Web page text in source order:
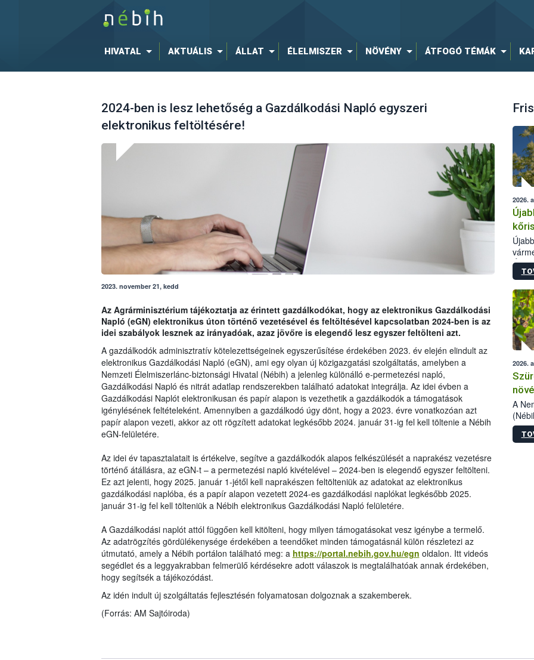
HIVATAL AKTUÁLIS ÁLLAT ÉLELMISZER NÖVÉNY ÁTFOGÓ TÉMÁK
2024-ben is lesz lehetőség a Gazdálkodási Napló egyszeri
elektronikus feltöltésére!
2023. november 21, kedd
Az Agrárminisztérium tájékoztatja az érintett gazdálkodókat, hogy az elektronikus Gazdálkodási
Napló (eGN) elektronikus úton történő vezetésével és feltöltésével kapcsolatban 2024-ben is az
idei szabályok lesznek az irányadóak, azaz jövőre is elegendő lesz egyszer feltölteni azt.
A gazdálkodók adminisztratív kötelezettségeinek egyszerűsítése érdekében 2023. év elején elindult az
elektronikus Gazdálkodási Napló (eGN), ami egy olyan új közigazgatási szolgáltatás, amelyben a
Nemzeti Élelmiszerlánc-biztonsági Hivatal (Nébih) a jelenleg különálló e-permetezési napló,
Gazdálkodási Napló és nitrát adatlap rendszerekben található adatokat integrálja. Az idei évben a
Gazdálkodási Naplót elektronikusan és papír alapon is vezethetik a gazdálkodók a támogatások
igénylésének feltételeként. Amennyiben a gazdálkodó úgy dönt, hogy a 2023. évre vonatkozóan azt
papír alapon vezeti, akkor az ott rögzített adatokat legkésőbb 2024. január 31-ig fel kell töltenie a Nébih
eGN-felületére.
Az idei év tapasztalatait is értékelve, segítve a gazdálkodók alapos felkészülését a naprakész vezetésre
történő átállásra, az eGN-t – a permetezési napló kivételével – 2024-ben is elegendő egyszer feltölteni.
Ez azt jelenti, hogy 2025. január 1-jétől kell naprakészen feltölteniük az adatokat az elektronikus
gazdálkodási naplóba, és a papír alapon vezetett 2024-es gazdálkodási naplókat legkésőbb 2025.
január 31-ig fel kell tölteniük a Nébih elektronikus Gazdálkodási Napló felületére.
A Gazdálkodási naplót attól függően kell kitölteni, hogy milyen támogatásokat vesz igénybe a termelő.
Az adatrögzítés gördülékenysége érdekében a teendőket minden támogatásnál külön részletezi az
útmutató, amely a Nébih portálon található meg: a https://portal.nebih.gov.hu/egn oldalon. Itt videós
segédlet és a leggyakrabban felmerülő kérdésekre adott válaszok is megtalálhatóak annak érdekében,
hogy segítsék a tájékozódást.
Az idén indult új szolgáltatás fejlesztésén folyamatosan dolgoznak a szakemberek.
(Forrás: AM Sajtóiroda)
2026.
2026.
A